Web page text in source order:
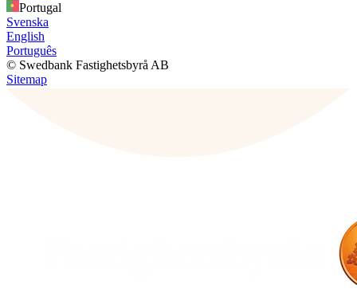
Portugal
Svenska
English
Português
© Swedbank Fastighetsbyrå AB
Sitemap